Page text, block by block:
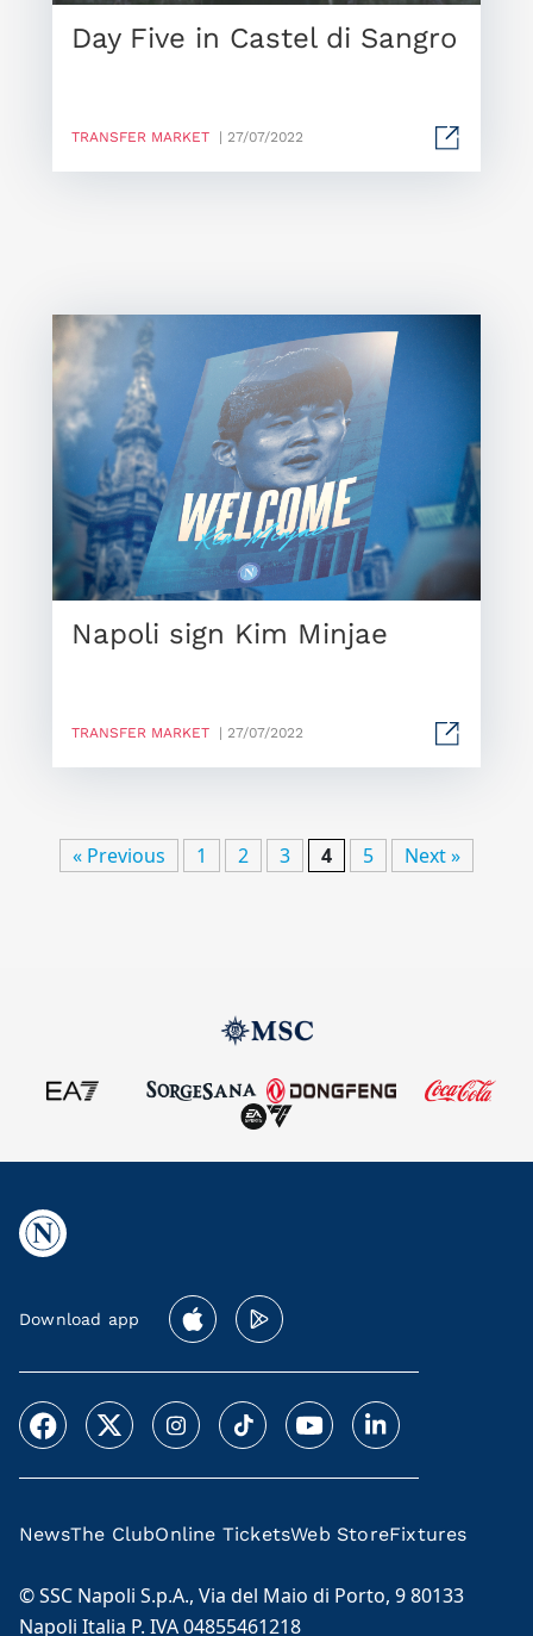
Day Five in Castel di Sangro
TRANSFER MARKET | 27/07/2022
Napoli sign Kim Minjae
TRANSFER MARKET | 27/07/2022
« Previous 1 2 3 4 5 Next »
Download app
NewsThe ClubOnline TicketsWeb StoreFixtures
© SSC Napoli S.p.A., Via del Maio di Porto, 9 80133
Napoli Italia P. IVA 04855461218